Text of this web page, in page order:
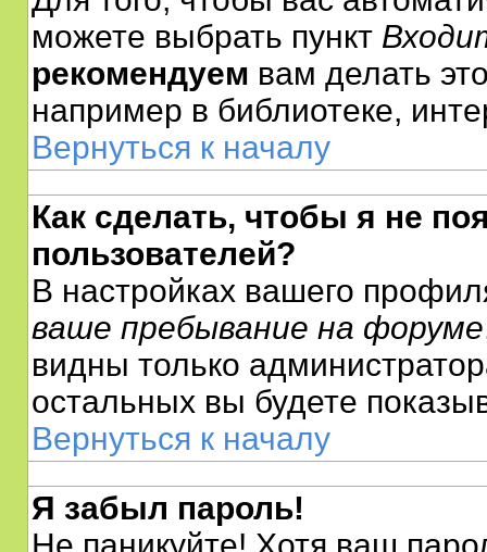
можете выбрать пункт
рекомендуем вам делать
например в библиотеке,
Вернуться к началу
Как сделать, чтобы я не
пользователей?
В настройках вашего
ваше пребывание на форуме
видны только
остальных вы будете
Вернуться к началу
Я забыл пароль!